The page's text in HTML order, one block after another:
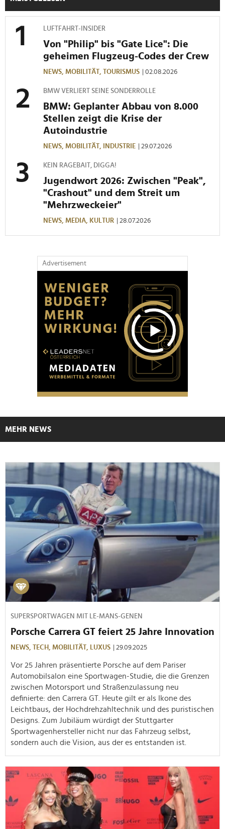
LUFTFAHRT-INSIDER
Von "Philip" bis "Gate Lice": Die
geheimen Flugzeug-Codes der Crew
NEWS, MOBILITÄT, TOURISMUS | 02.08.2026
BMW VERLIERT SEINE SONDERROLLE
BMW: Geplanter Abbau von 8.000
Stellen zeigt die Krise der
Autoindustrie
NEWS, MOBILITÄT, INDUSTRIE | 29.07.2026
KEIN RAGEBAIT, DIGGA!
Jugendwort 2026: Zwischen "Peak",
"Crashout" und dem Streit um
"Mehrzweckeier"
NEWS, MEDIA, KULTUR | 28.07.2026
Advertisement
MEHR NEWS
SUPERSPORTWAGEN MIT LE-MANS-GENEN
Porsche Carrera GT feiert 25 Jahre Innovation
NEWS, TECH, MOBILITÄT, LUXUS | 29.09.2025
Vor 25 Jahren präsentierte Porsche auf dem Pariser
Automobilsalon eine Sportwagen-Studie, die die Grenzen
zwischen Motorsport und Straßenzulassung neu
definierte: den Carrera GT. Heute gilt er als Ikone des
Leichtbaus, der Hochdrehzahltechnik und des puristischen
Designs. Zum Jubiläum würdigt der Stuttgarter
Sportwagenhersteller nicht nur das Fahrzeug selbst,
sondern auch die Vision, aus der es entstanden ist.